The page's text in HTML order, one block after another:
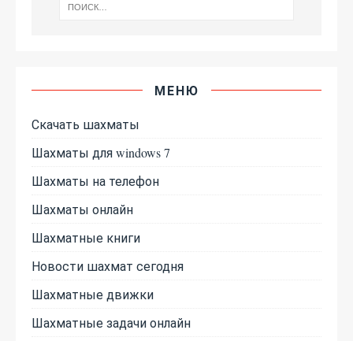
МЕНЮ
Скачать шахматы
Шахматы для windows 7
Шахматы на телефон
Шахматы онлайн
Шахматные книги
Новости шахмат сегодня
Шахматные движки
Шахматные задачи онлайн